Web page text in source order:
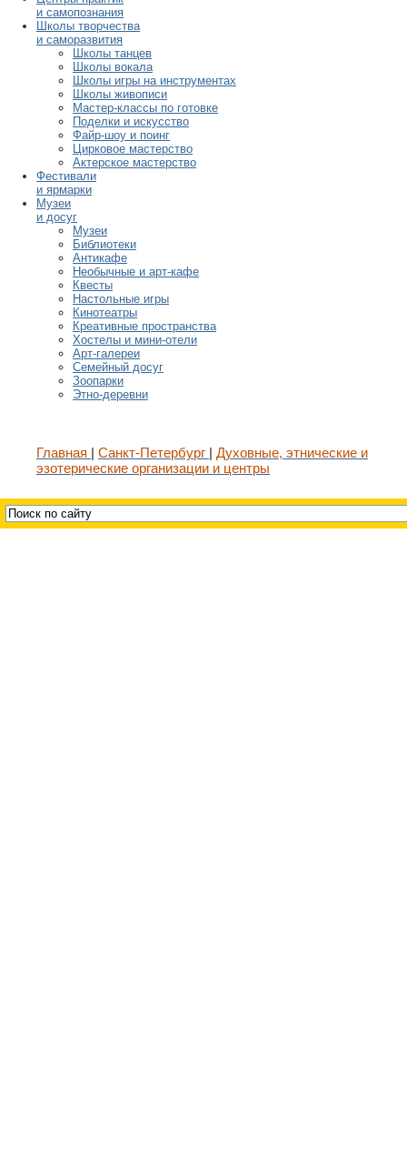
и самопознания
Школы творчества
и саморазвития
Школы танцев
Школы вокала
Школы игры на инструментах
Школы живописи
Мастер-классы по готовке
Поделки и искусство
Файр-шоу и поинг
Цирковое мастерство
Актерское мастерство
Фестивали
и ярмарки
Музеи
и досуг
Музеи
Библиотеки
Антикафе
Необычные и арт-кафе
Квесты
Настольные игры
Кинотеатры
Креативные пространства
Хостелы и мини-отели
Арт-галереи
Семейный досуг
Зоопарки
Этно-деревни
Главная Санкт-Петербург
Духовные, этнические и
эзотерические организации и центры